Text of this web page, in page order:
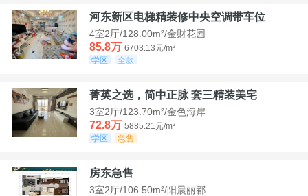
河东新区电梯精装修中央空调带车位
4室2厅/128.00m²/金财花园
85.8万 6703.13元/m²
学区
全款
菁英之选，简中正脉 套三精装美宅
3室2厅/123.70m²/金色海岸
72.8万 5885.21元/m²
学区
急售
房东急售
3室2厅/106.50m²/阳晨丽都